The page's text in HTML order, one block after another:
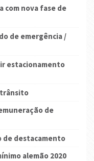
com nova fase de
de emergência /
estacionamento
trânsito
de
de destacamento
alemão 2020